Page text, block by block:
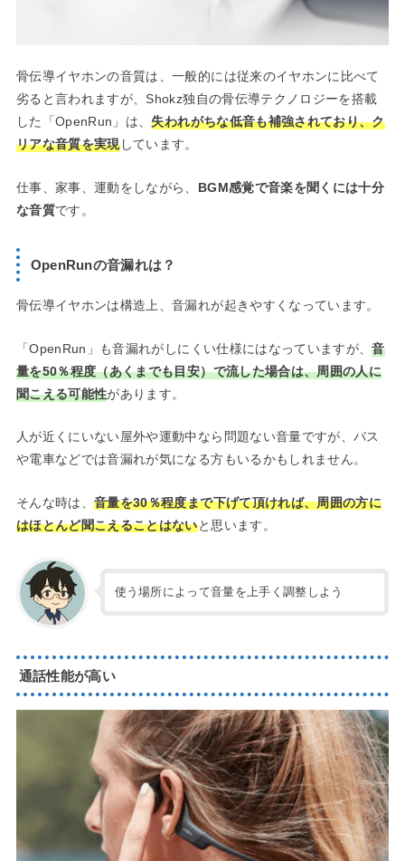
骨伝導イヤホンの音質は、一般的には従来のイヤホンに比べて
劣ると言われますが、Shokz独自の骨伝導テクノロジーを搭載
した「OpenRun」は、 失われがちな低音も補強されており、ク
リアな音質を実現しています。
仕事、家事、運動をしながら、 BGM感覚で音楽を聞くには十分
な音質です。
OpenRunの音漏れは？
骨伝導イヤホンは構造上、音漏れが起きやすくなっています。
「OpenRun」も音漏れがしにくい仕様にはなっていますが、音
量を50％程度（あくまでも目安）で流した場合は、周囲の人に
聞こえる可能性があります。
人が近くにいない屋外や運動中なら問題ない音量ですが、バス
や電車などでは音漏れが気になる方もいるかもしれません。
そんな時は、音量を30％程度まで下げて頂ければ、周囲の方に
はほとんど聞こえることはないと思います。
使う場所によって音量を上手く調整しよう
通話性能が高い